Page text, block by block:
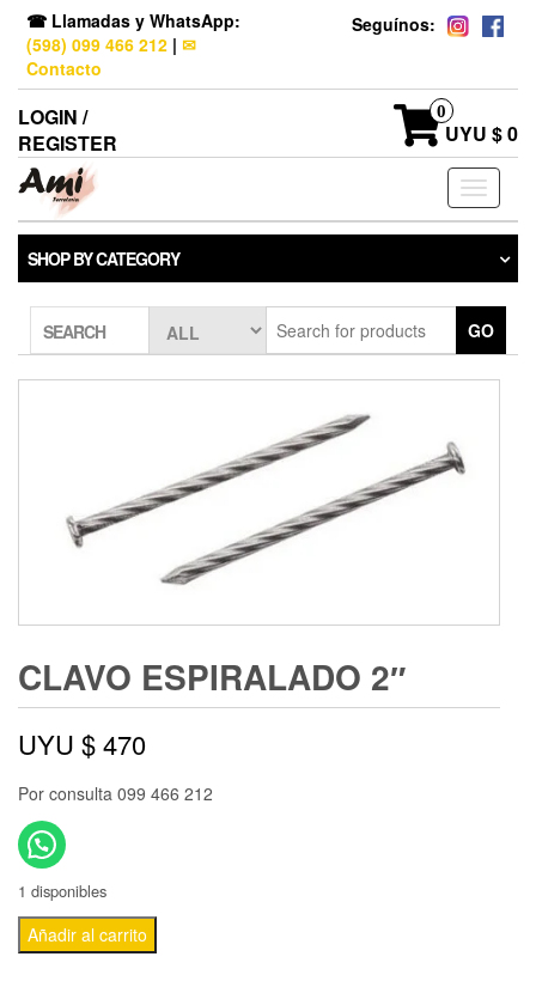
☎ Llamadas y WhatsApp:
(598) 099 466 212 | ✉
Contacto
Seguínos:
LOGIN /
REGISTER
0
UYU $ 0
Toggle
SHOP BY CATEGORY
SEARCH GO
CLAVO ESPIRALADO 2″
UYU $470
Por consulta 099 466 212
1 disponibles
Añadir al carrito